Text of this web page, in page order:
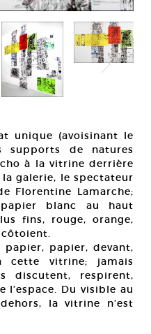
unique (avoisinant le
de natures
à la vitrine derrière
galerie, le spectateur
Florentine Lamarche;
blanc au haut
fins, rouge, orange,
papier, papier, devant,
cette vitrine; jamais
discutent, respirent,
Du visible au
la vitrine n’est